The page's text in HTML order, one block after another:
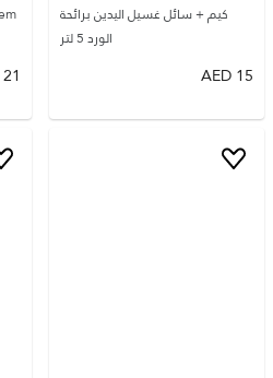
كيم + سائل غسيل اليدين برائحة
الورد 5 لتر
15
AED
21